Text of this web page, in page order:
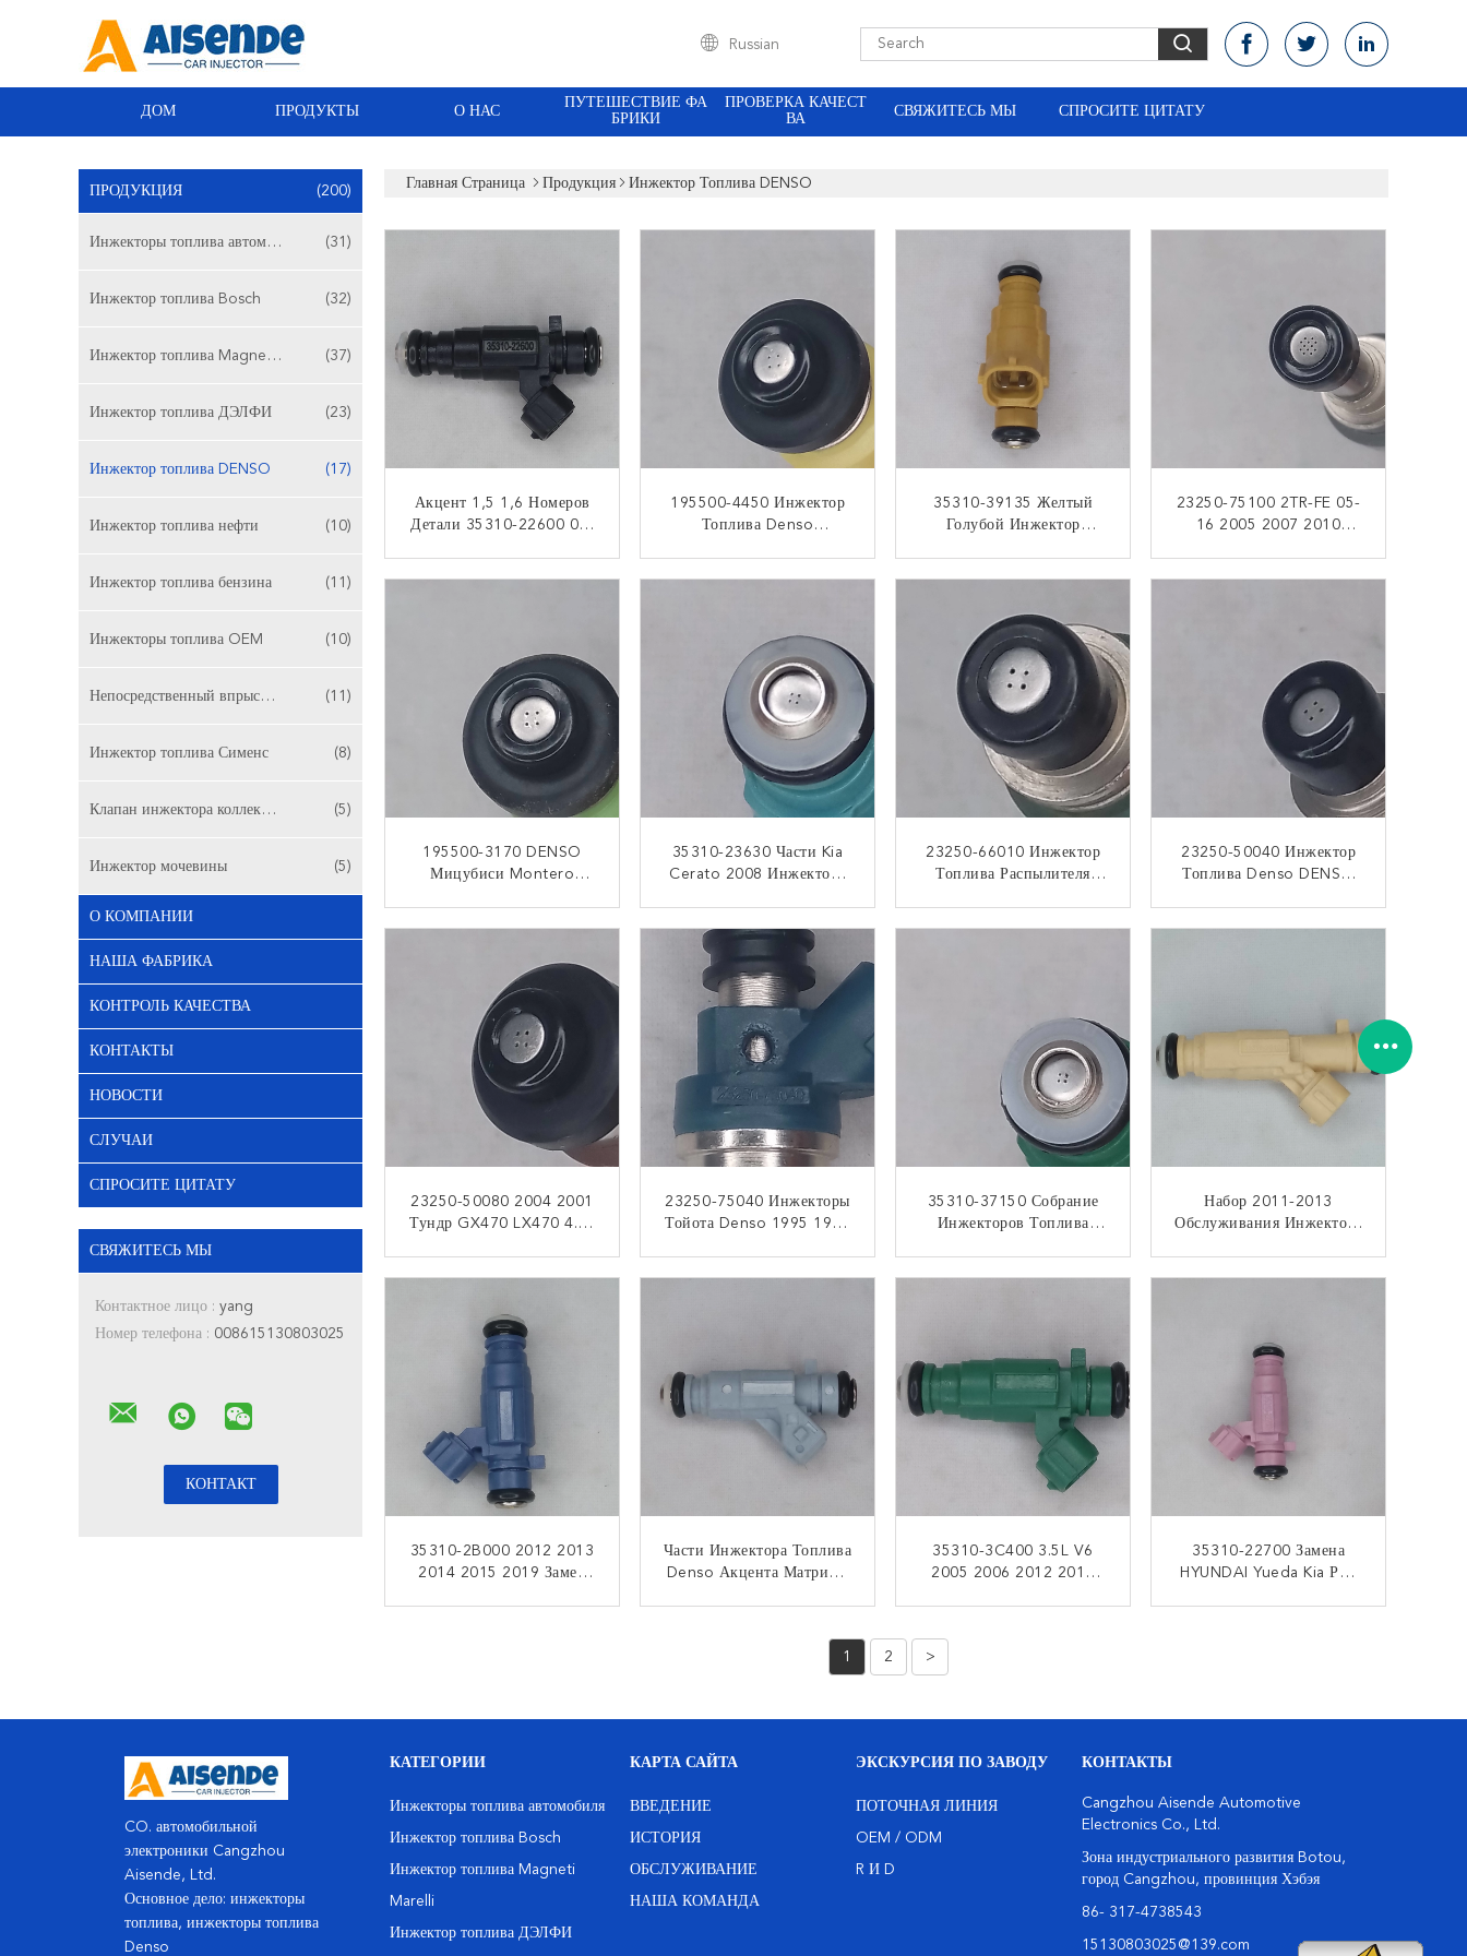
Russian
ДОМ ПРОДУКТЫ О НАС
ПУТЕШЕСТВИЕ ФА
БРИКИ
ПРОВЕРКА КАЧЕСТ
ВА
СВЯЖИТЕСЬ МЫ СПРОСИТЕ ЦИТАТУ
ПРОДУКЦИЯ (200)
Инжекторы топлива автомобиля (31)
Инжектор топлива Bosch (32)
Инжектор топлива Magneti Marelli (37)
Инжектор топлива ДЭЛФИ (23)
Инжектор топлива DENSO (17)
Инжектор топлива нефти (10)
Инжектор топлива бензина (11)
Инжекторы топлива OEM (10)
Непосредственный впрыск бензина (11)
Инжектор топлива Сименс (8)
Клапан инжектора коллектора системы впрыска топлива (5)
Инжектор мочевины (5)
О КОМПАНИИ
НАША ФАБРИКА
КОНТРОЛЬ КАЧЕСТВА
КОНТАКТЫ
НОВОСТИ
СЛУЧАИ
СПРОСИТЕ ЦИТАТУ
СВЯЖИТЕСЬ МЫ
Контактное лицо : yang
Номер телефона : 008615130803025
Главная Страница Продукция Инжектор Топлива DENSO
Акцент 1,5 1,6 Номеров
Детали 35310-22600 00-
КОНТАКТ
195500-4450 Инжектор
Топлива Denso
КОНТАКТ
35310-39135 Желтый
Голубой Инжектор
КОНТАКТ
23250-75100 2TR-FE 05-
16 2005 2007 2010
КОНТАКТ
195500-3170 DENSO
Мицубиси Montero
КОНТАКТ
35310-23630 Части Kia
Cerato 2008 Инжектора
Сонаты Hyundai
КОНТАКТ
23250-66010 Инжектор
Топлива Распылителя
КОНТАКТ
23250-50040 Инжектор
Топлива Denso DENSO
КОНТАКТ
23250-50080 2004 2001
Тундр GX470 LX470 4.7L
КОНТАКТ
23250-75040 Инжекторы
Тойота Denso 1995 1998
КОНТАКТ
35310-37150 Собрание
Инжекторов Топлива
КОНТАКТ
Набор 2011-2013
Обслуживания Инжектора
КОНТАКТ
35310-2B000 2012 2013
2014 2015 2019 Замен
Части Инжектора Топлива
Denso Акцента Матрицы
35310-3C400 3.5L V6
2005 2006 2012 2016
35310-22700 Замена
HYUNDAI Yueda Kia Рио
1 2 >
CO. автомобильной
электроники Cangzhou
Aisende, Ltd.
Основное дело: инжекторы
топлива, инжекторы топлива
Denso
КАТЕГОРИИ
Инжекторы топлива автомобиля
Инжектор топлива Bosch
Инжектор топлива Magneti
Marelli
Инжектор топлива ДЭЛФИ
КАРТА САЙТА
ВВЕДЕНИЕ
ИСТОРИЯ
ОБСЛУЖИВАНИЕ
НАША КОМАНДА
ЭКСКУРСИЯ ПО ЗАВОДУ
ПОТОЧНАЯ ЛИНИЯ
OEM / ODM
R И D
КОНТАКТЫ
Cangzhou Aisende Automotive
Electronics Co., Ltd.
Зона индустриального развития Botou,
город Cangzhou, провинция Хэбэя
86- 317-4738543
15130803025@139.com